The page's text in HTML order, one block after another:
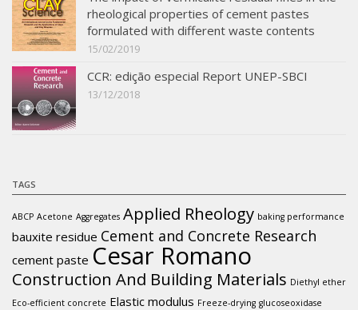
rheological properties of cement pastes
formulated with different waste contents
15/02/2019
CCR: edição especial Report UNEP-SBCI
13/12/2018
TAGS
ABCP Acetone Aggregates Applied Rheology baking performance
bauxite residue Cement and Concrete Research
cement paste Cesar Romano
Construction And Building Materials Diethyl ether
Eco-efficient concrete Elastic modulus Freeze-drying glucoseoxidase